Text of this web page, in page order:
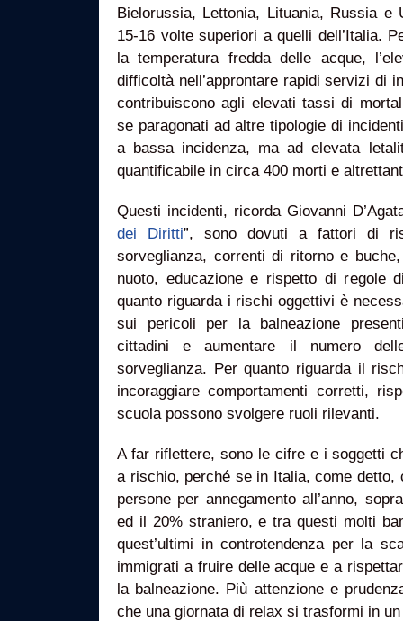
Bielorussia, Lettonia, Lituania, Russia e
15-16 volte superiori a quelli dell’Italia.
la temperatura fredda delle acque,
difficoltà nell’approntare rapidi servizi di
contribuiscono agli elevati tassi di
se paragonati ad altre tipologie di
a bassa incidenza, ma ad elevata
quantificabile in circa 400 morti e
Questi incidenti, ricorda Giovanni
dei Diritti”, sono dovuti a fattori di
sorveglianza, correnti di ritorno e
nuoto, educazione e rispetto di regole
quanto riguarda i rischi oggettivi è
sui pericoli per la balneazione
cittadini e aumentare il numero
sorveglianza. Per quanto riguarda il
incoraggiare comportamenti corretti,
scuola possono svolgere ruoli rilevanti.
A far riflettere, sono le cifre e i soggetti
a rischio, perché se in Italia, come detto,
persone per annegamento all’anno,
ed il 20% straniero, e tra questi molti
quest’ultimi in controtendenza per la
immigrati a fruire delle acque e a
la balneazione. Più attenzione e
che una giornata di relax si trasformi in